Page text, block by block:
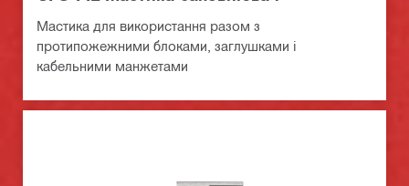
Мастика для використання разом з
протипожежними блоками, заглушками і
кабельними манжетами